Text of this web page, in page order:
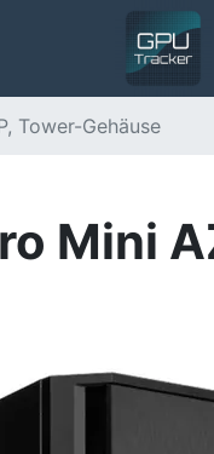
Tower-Gehäuse
Mini